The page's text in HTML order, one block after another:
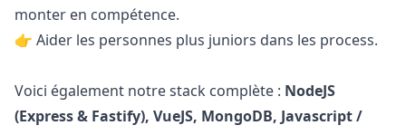
monter en compétence.
👉 Aider les personnes plus juniors dans les process.
Voici également notre stack complète : NodeJS
(Express & Fastify), VueJS, MongoDB, Javascript/